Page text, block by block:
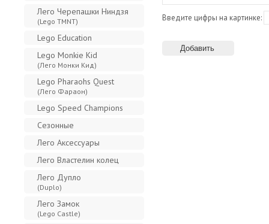
Введите цифры на картинке:
Лего Черепашки Ниндзя
(Lego TMNT)
Lego Education
Lego Monkie Kid
(Лего Монки Кид)
Lego Pharaohs Quest
(Лего Фараон)
Lego Speed Champions
Сезонные
Лего Аксессуары
Лего Властелин колец
Лего Дупло
(Duplo)
Лего Замок
(Lego Castle)